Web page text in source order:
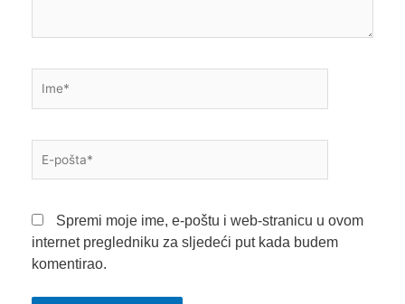
pošta*
Spremi moje ime, e-poštu i web-stranicu u ovom
internet pregledniku za sljedeći put kada budem
komentirao.